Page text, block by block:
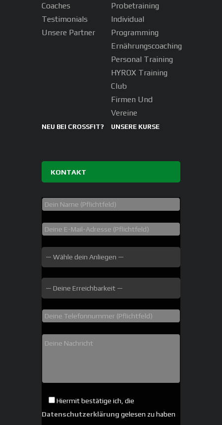
Coaches
Testimonials
Unsere Partner
Probetraining
Individual
Programming
Ernährungscoaching
Personal Training
HYROX Training
Club
Firmen Und
Vereine
NEU BEI CROSSFIT? UNSERE KURSE
KONTAKT
Hiermit bestätige ich, die
Datenschutzerklärung gelesen zu haben